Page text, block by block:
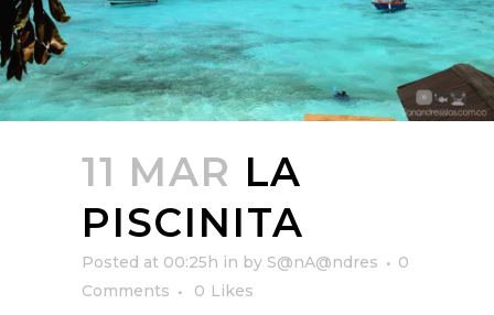
11 MAR LA
PISCINITA
Posted at 00:25h in by S@nA@ndres
0
Comments
0 Likes